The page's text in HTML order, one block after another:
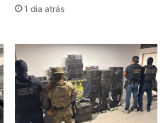
1 dia atrás